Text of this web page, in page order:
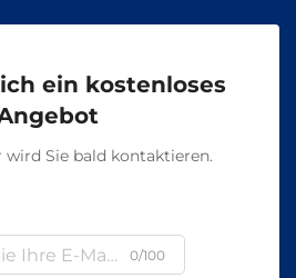
ein kostenloses
wird Sie bald kontaktieren.
0/100